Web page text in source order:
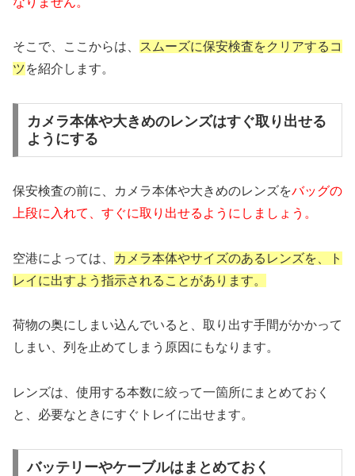
そこで、ここからは、
スムーズに保安検査をクリアするコ
ツを紹介します。
カメラ本体や大きめのレンズはすぐ取り出せる
ようにする
保安検査の前に、カメラ本体や大きめのレンズをバッグの
上段に入れて、すぐに取り出せるようにしましょう。
空港によっては、
カメラ本体やサイズのあるレンズを、ト
レイに出すよう指示されることがあります。
荷物の奥にしまい込んでいると、取り出す手間がかかって
しまい、列を止めてしまう原因にもなります。
レンズは、使用する本数に絞って一箇所にまとめておく
と、必要なときにすぐトレイに出せます。
バッテリーやケーブルはまとめておく